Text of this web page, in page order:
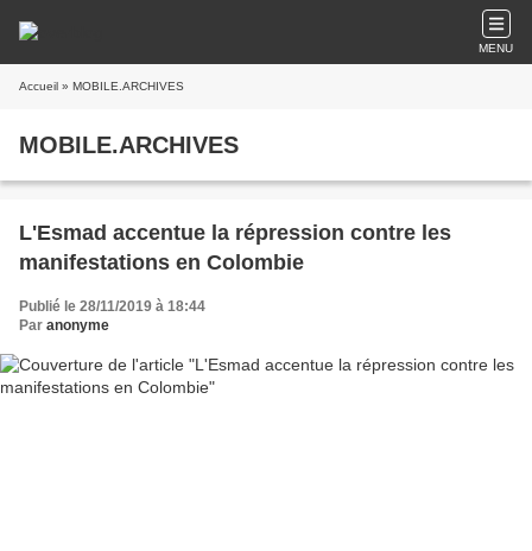
MENU
Accueil » MOBILE.ARCHIVES
MOBILE.ARCHIVES
L'Esmad accentue la répression contre les
manifestations en Colombie
Publié le 28/11/2019 à 18:44
Par anonyme